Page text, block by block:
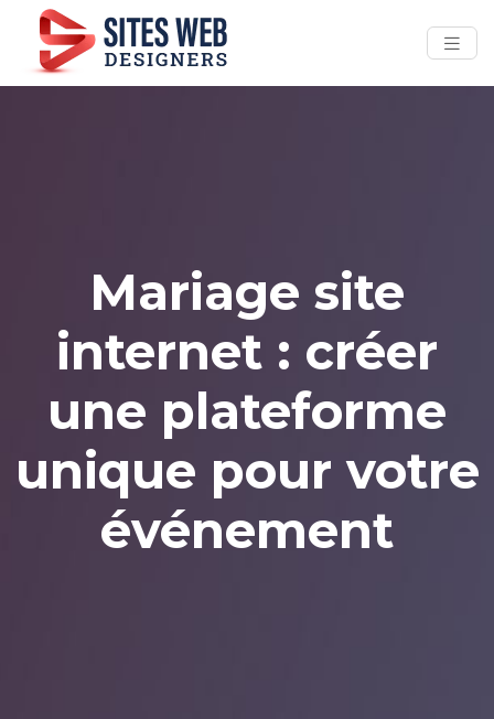
Mariage site
internet : créer
une plateforme
unique pour votre
événement